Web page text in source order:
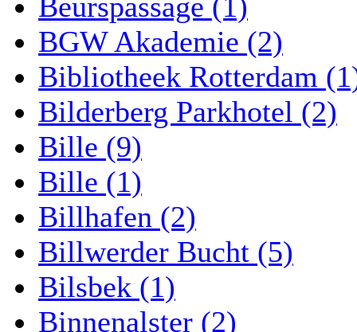
BGW Akademie (2)
Bibliotheek Rotterdam
Bilderberg Parkhotel (2)
Bille (9)
Bille (1)
Billhafen (2)
Billwerder Bucht (5)
Bilsbek (1)
Binnenalster (2)